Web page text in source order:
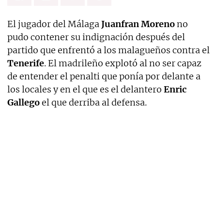
El jugador del MálagaJuanfran Morenono
pudo contener su indignación después del
partido que enfrentó a los malagueños contra el
Tenerife. El madrileño explotó al no ser capaz
de entender el penalti que ponía por delante a
los locales y en el que es el delantero Enric
Gallegoel que derriba al defensa.